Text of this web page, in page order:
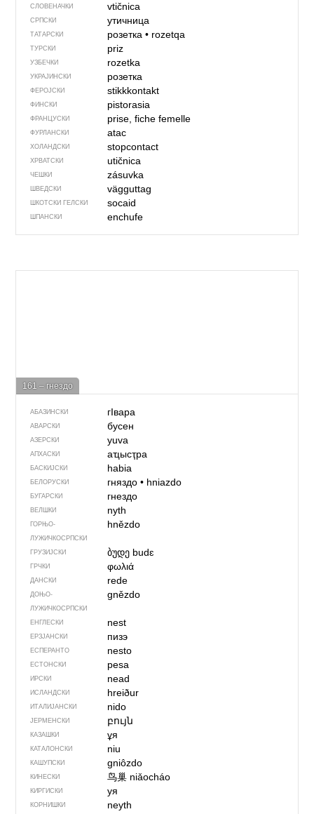
СЛОВЕНАЧКИ vtičnica
СРПСКИ утичница
ТАТАРСКИ розетка• rozetqa
ТУРСКИ priz
УЗБЕЧКИ rozetka
УКРАЈИНСКИ розетка
ФЕРОЈСКИ stikkkontakt
ФИНСКИ pistorasia
ФРАНЦУСКИ prise, fiche femelle
ФУРЛАНСКИ atac
ХОЛАНДСКИ stopcontact
ХРВАТСКИ utičnica
ЧЕШКИ zásuvka
ШВЕДСКИ vägguttag
ШКОТСКИ ГЕЛСКИ socaid
ШПАНСКИ enchufe
161 – гнездо
АБАЗИНСКИ гIвара
АВАРСКИ бусен
АЗЕРСКИ yuva
АПХАСКИ аҵысҭра
БАСКИЈСКИ habia
БЕЛОРУСКИ гняздо• hniazdo
БУГАРСКИ гнездо
ВЕЛШКИ nyth
ГОРЊО­
ЛУЖИЧКОСРПСКИ
hnězdo
ГРУЗИЈСКИ ბუდე budɛ
ГРЧКИ φωλιά
ДАНСКИ rede
ДОЊО­
ЛУЖИЧКОСРПСКИ
gnězdo
ЕНГЛЕСКИ nest
ЕРЗЈАНСКИ пизэ
ЕСПЕРАНТО nesto
ЕСТОНСКИ pesa
ИРСКИ nead
ИСЛАНДСКИ hreiður
ИТАЛИЈАНСКИ nido
ЈЕРМЕНСКИ բույն
КАЗАШКИ ұя
КАТАЛОНСКИ niu
КАШУПСКИ gniôzdo
КИНЕСКИ 鸟巢 niǎocháo
КИРГИСКИ уя
КОРНИШКИ
neyth